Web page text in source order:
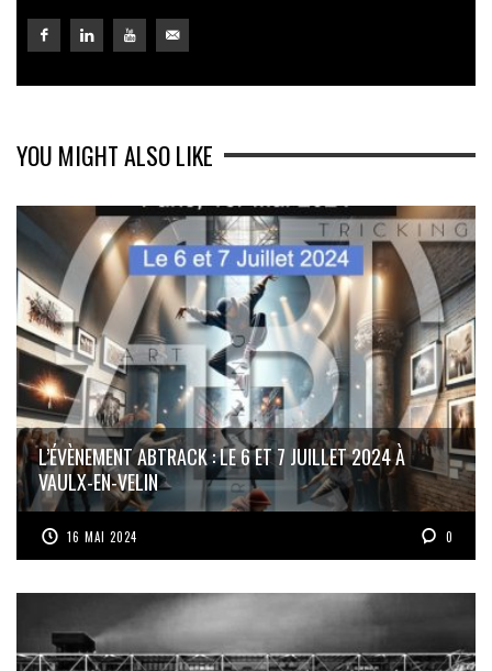
YOU MIGHT ALSO LIKE
L’ÉVÈNEMENT ABTRACK : LE 6 ET 7 JUILLET 2024 À
VAULX-EN-VELIN
16 MAI 2024 0